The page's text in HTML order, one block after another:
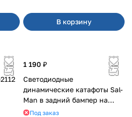
В корзину
1 190 ₽
Светодиодные
динамические катафоты Sal-
Man в задний бампер на
Приора 2
Под заказ